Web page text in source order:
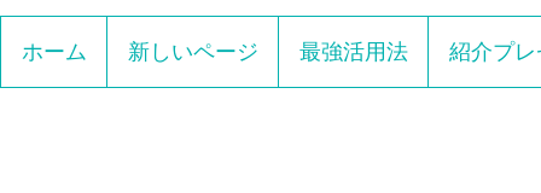
ホーム 新しいページ 最強活用法 紹介プ